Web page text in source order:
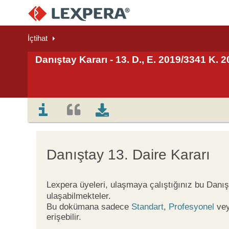
İçtihat
Danıştay Kararı - 13. D., E. 2019/3341 K.
Danıştay 13. Daire Kararı
Lexpera üyeleri, ulaşmaya çalıştığınız bu
ulaşabilmekteler.
Bu dokümana sadece Standart, Profesyonel
erişebilir.